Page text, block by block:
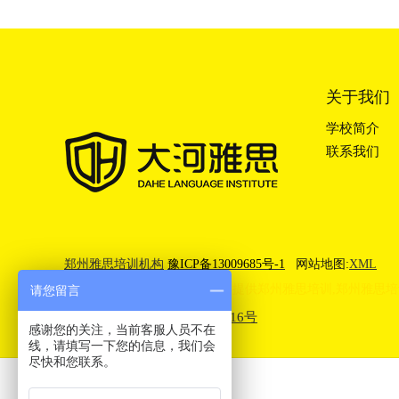
关于我们
学校简介
联系我们
郑州雅思培训机构 豫ICP备13009685号-1 网站地图:XML
郑州大河雅思(IELTS)培训学校提供
豫公网安备41010302003416号
请您留言
感谢您的关注，当前客服人员不在
线，请填写一下您的信息，我们会
尽快和您联系。